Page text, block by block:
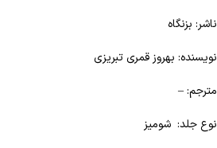
ناشر: بزنگاه
نویسنده: بهروز قمری تبریزی
مترجم: –
نوع جلد: شومیز